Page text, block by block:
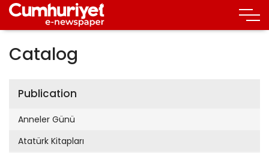
Catalog
Publication
Anneler Günü
Atatürk Kitapları